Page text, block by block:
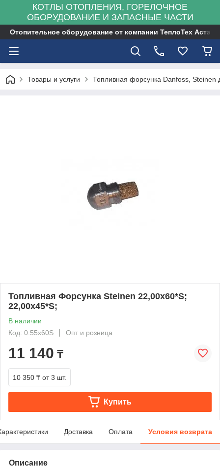
КОТЛЫ ОТОПЛЕНИЯ, ГОРЕЛОЧНОЕ
ОБОРУДОВАНИЕ И ЗАПАСНЫЕ ЧАСТИ
Отопительное оборудование от компании ТеплоТех Астана
Товары и услуги Топливная форсунка Danfoss, Steinen
Топливная Форсунка Steinen 22,00х60*S;
22,00х45*S;
В наличии
Код: 0.55x60S
Опт и розница
11 140 ₸
10 350 ₸ от 3 шт.
Купить
Доставка Оплата Условия возврата
Описание